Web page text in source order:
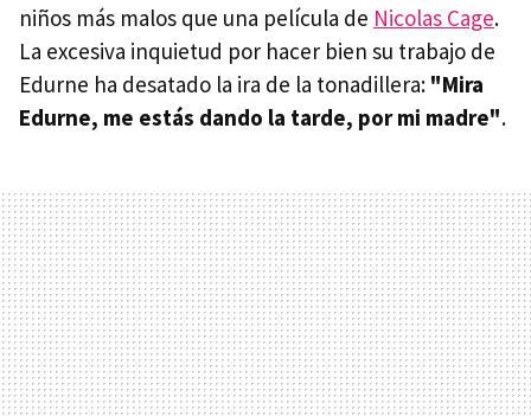
niños más malos que una película de Nicolas Cage.
La excesiva inquietud por hacer bien su trabajo de
Edurne ha desatado la ira de la tonadillera: "Mira
Edurne, me estás dando la tarde, por mi madre".